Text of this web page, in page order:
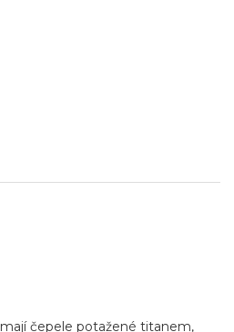
mají čepele potažené titanem,